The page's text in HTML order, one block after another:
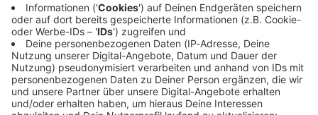
zum Login / Registrierung
Warum brauchst du dieses Album?(optional)
Anmelden
Oderhierdein neues kostenfreies Konto erstellen